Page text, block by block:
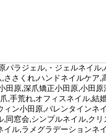
パラジェル,・ジェルネイ
さくれ,ハンドネイルケア,
田原,深爪矯正小田原,小田
,手荒れ,オフィスネイル,
ン小田原,バレンタインネ
同窓会,シンプルネイル,クリ
ル,ラメグラデーション